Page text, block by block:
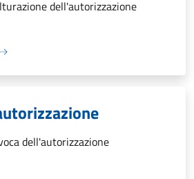
dell'autorizzazione
dell'autorizzazione